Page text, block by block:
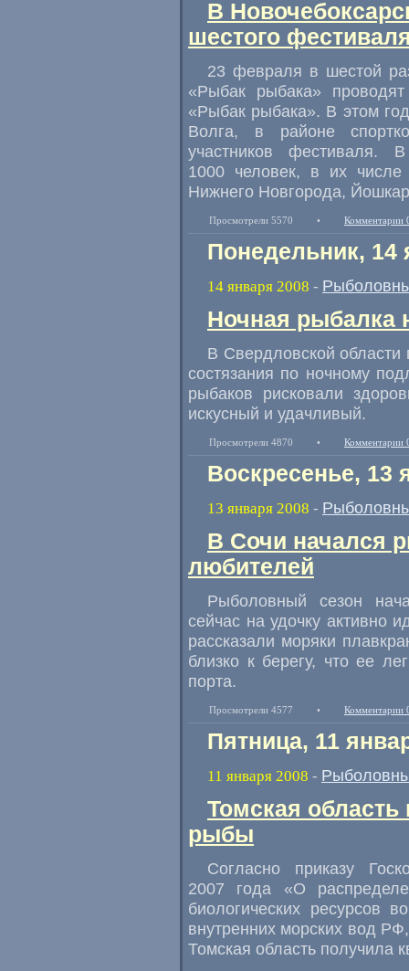
В
шестого
23 февраля в шестой
«Рыбак рыбака»
«Рыбак рыбака». В этом
Волга, в районе
участников фестиваля.
1000 человек, в их
Нижнего Новгорода,
Просмотрели 5570 • Комментарии
Понедельник, 14
14 января 2008 -
Ночная рыбалка
В Свердловской
состязания по ночному
рыбаков рисковали
искусный и удачливый.
Просмотрели 4870 • Комментарии
Воскресенье, 13
13 января 2008 -
В Сочи начался
любителей
Рыболовный сезон
сейчас на удочку активно
рассказали моряки
близко к берегу, что ее
порта.
Просмотрели 4577 • Комментарии
Пятница, 11
11 января 2008 -
Томская
рыбы
Согласно приказу
2007 года «О
биологических ресурсов
внутренних морских вод
Томская область получила